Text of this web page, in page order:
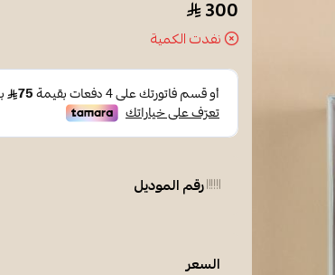
300
نفدت الكمية
رقم الموديل
السعر